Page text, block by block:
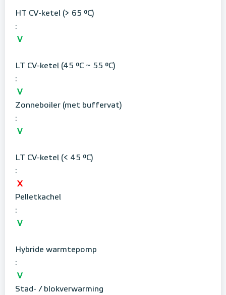
HT CV-ketel (> 65 °C)
:
V
LT CV-ketel (45 °C ~ 55 °C)
:
V
Zonneboiler (met buffervat)
:
V
LT CV-ketel (< 45 °C)
:
X
Pelletkachel
:
V
Hybride warmtepomp
:
V
Stad- / blokverwarming